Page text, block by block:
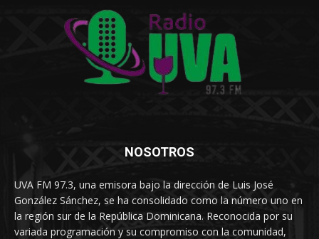
NOSOTROS
UVA FM 97.3, una emisora bajo la dirección de Luis José
González Sánchez, se ha consolidado como la número uno en
la región sur de la República Dominicana. Reconocida por su
variada programación y su compromiso con la comunidad,